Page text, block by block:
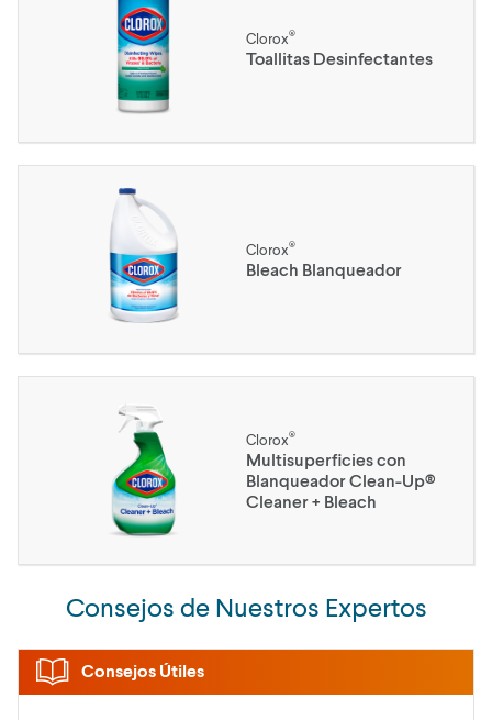
Clorox®
Toallitas Desinfectantes
Clorox®
Bleach Blanqueador
Clorox®
Multisuperficies con
Blanqueador Clean-Up®
Cleaner + Bleach
Consejos de Nuestros Expertos
Consejos Útiles